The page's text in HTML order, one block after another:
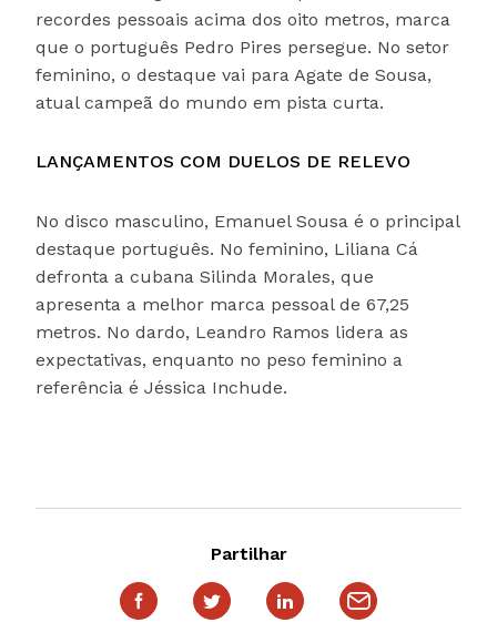
recordes pessoais acima dos oito metros, marca
que o português Pedro Pires persegue. No setor
feminino, o destaque vai para Agate de Sousa,
atual campeã do mundo em pista curta.
LANÇAMENTOS COM DUELOS DE RELEVO
No disco masculino, Emanuel Sousa é o principal
destaque português. No feminino, Liliana Cá
defronta a cubana Silinda Morales, que
apresenta a melhor marca pessoal de 67,25
metros. No dardo, Leandro Ramos lidera as
expectativas, enquanto no peso feminino a
referência é Jéssica Inchude.
Partilhar